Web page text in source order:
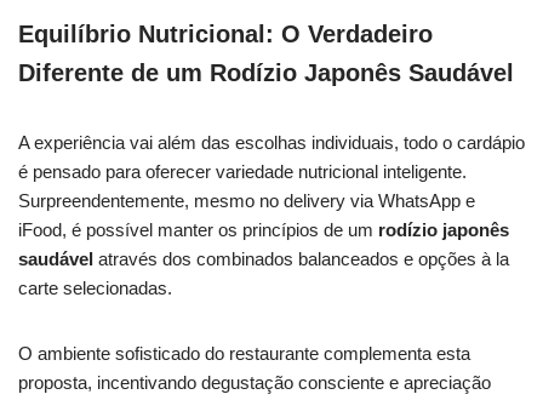
Equilíbrio Nutricional: O Verdadeiro
Diferente de um Rodízio Japonês Saudável
A experiência vai além das escolhas individuais, todo o cardápio
é pensado para oferecer variedade nutricional inteligente.
Surpreendentemente, mesmo no delivery via WhatsApp e
iFood, é possível manter os princípios de um rodízio japonês
saudável através dos combinados balanceados e opções à la
carte selecionadas.
O ambiente sofisticado do restaurante complementa esta
proposta, incentivando degustação consciente e apreciação